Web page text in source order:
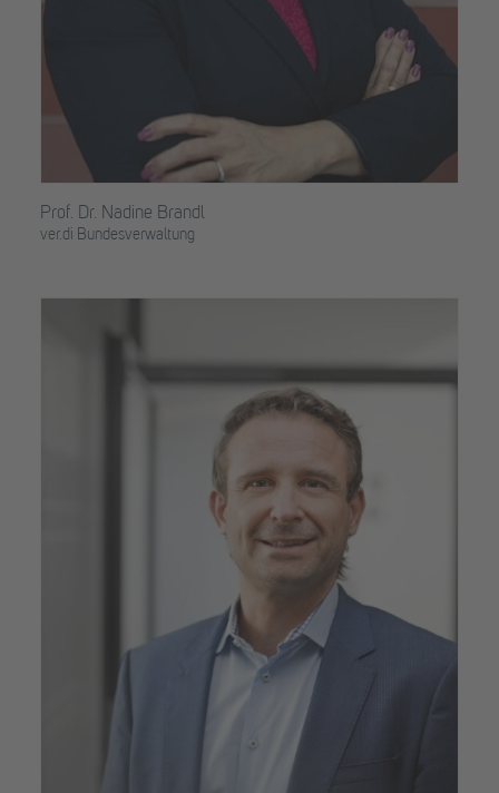
Prof. Dr. Nadine Brandl
ver.di Bundesverwaltung